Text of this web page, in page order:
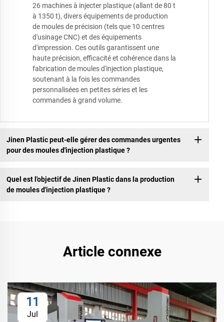
26 machines à injecter plastique (allant de 80 t
à 1350 t), divers équipements de production
de moules de précision (tels que 10 centres
d'usinage CNC) et des équipements
d'impression. Ces outils garantissent une
haute précision, efficacité et cohérence dans la
fabrication de moules d'injection plastique,
soutenant à la fois les commandes
personnalisées en petites séries et les
commandes à grand volume.
Jinen Plastic peut-elle gérer des commandes urgentes
pour des moules d'injection plastique ?
Quel est l'objectif de Jinen Plastic dans la production
de moules d'injection plastique ?
Article connexe
11
Jul